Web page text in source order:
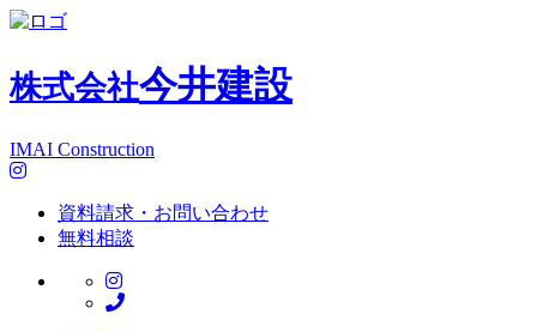
株式会社今井建設
IMAI Construction
資料請求・お問い合わせ
無料相談